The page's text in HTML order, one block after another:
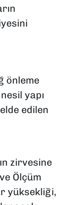
önleme
yapı
edilen
zirvesine
Ölçüm
yüksekliği,